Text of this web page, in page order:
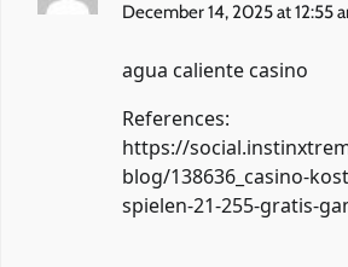
December 14, 2025 at 12:55
agua caliente casino
References:
https://
blog/138636_casino-
spielen-21-255-gratis-